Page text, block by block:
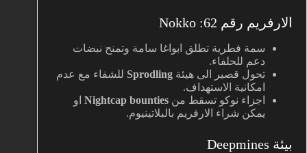
الارفريم رقم 62: Nokko
سمة فطرية تطلق ابواغا سامة وتمنح نبضات
دعم للحلفاء.
تحول قصير الى هيئة Sprodling للشفاء مع عدم
امكانية الاستهداف.
اجزاء نوكو تسقط من Nightcap bounties او
يمكن شراء الارفريم بالبلاتينيوم.
بيئة Deepmines